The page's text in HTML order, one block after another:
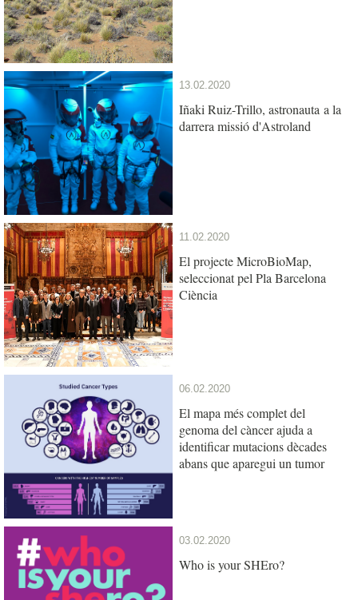
13.02.2020
Iñaki Ruiz-Trillo, astronauta a la
darrera missió d'Astroland
11.02.2020
El projecte MicroBioMap,
seleccionat pel Pla Barcelona
Ciència
06.02.2020
El mapa més complet del
genoma del càncer ajuda a
identificar mutacions dècades
abans que aparegui un tumor
03.02.2020
Who is your SHEro?